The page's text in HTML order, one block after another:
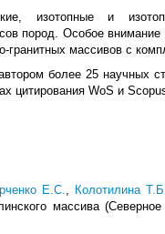
изотопные и
пород. Особое
гранитных массивов с
более 25 научных
цитирования WoS и
Е.С., Колотилина
массива